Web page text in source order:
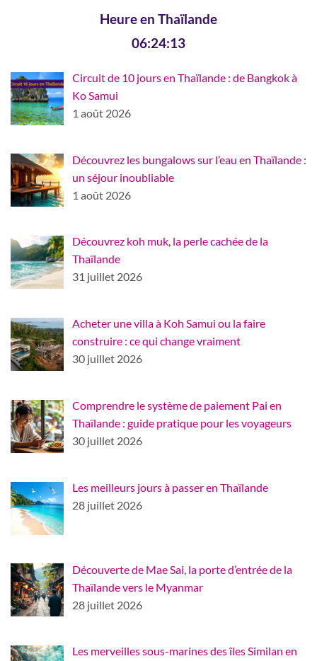
Heure en Thaïlande
06:24:14
Circuit de 10 jours en Thaïlande : de Bangkok à
Ko Samui
1 août 2026
Découvrez les bungalows sur l’eau en Thaïlande :
un séjour inoubliable
1 août 2026
Découvrez koh muk, la perle cachée de la
Thaïlande
31 juillet 2026
Acheter une villa à Koh Samui ou la faire
construire : ce qui change vraiment
30 juillet 2026
Comprendre le système de paiement Pai en
Thaïlande : guide pratique pour les voyageurs
30 juillet 2026
Les meilleurs jours à passer en Thaïlande
28 juillet 2026
Découverte de Mae Sai, la porte d’entrée de la
Thaïlande vers le Myanmar
28 juillet 2026
Les merveilles sous-marines des îles Similan en